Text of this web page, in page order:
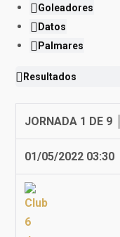
Goleadores
Datos
Palmares
Resultados
JORNADA 1 DE 9
01/05/2022 03:30